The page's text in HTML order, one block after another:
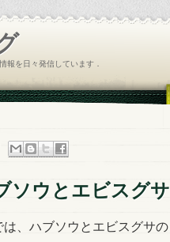
報を日々発信しています．
ソウとエビスグサ
、ハブソウとエビスグサの